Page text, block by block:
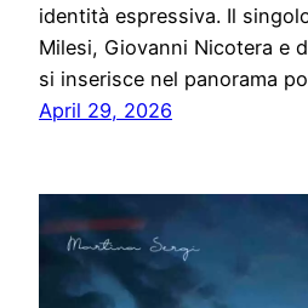
identità espressiva. Il
Milesi, Giovanni Nicotera e
si inserisce nel panorama
April 29, 2026